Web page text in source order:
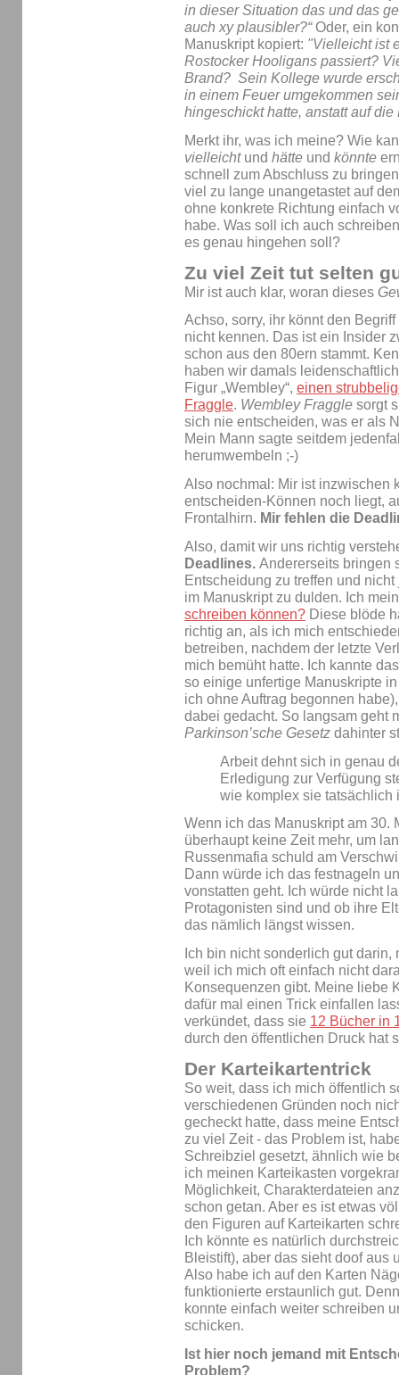
in dieser Situation das und das
auch xy plausibler?“Oder, ein
Manuskript kopiert: "Vielleicht ist
Rostocker Hooligans passiert?
Brand? Sein Kollege wurde
in einem Feuer umgekommen
hingeschickt hatte, anstatt auf die
Merkt ihr, was ich meine? Wie
vielleichtund hätte und könnte
schnell zum Abschluss zu
viel zu lange unangetastet auf
ohne konkrete Richtung einfach
habe. Was soll ich auch
es genau hingehen soll?
Zu viel Zeit tut selten
Mir ist auch klar, woran dieses
Achso, sorry, ihr könnt den Begriff
nicht kennen. Das ist ein Insider
schon aus den 80ern stammt.
haben wir damals
Figur „Wembley“, einen
Fraggle. Wembley Fraggle sorgt
sich nie entscheiden, was er als
Mein Mann sagte seitdem
herumwembeln ;-)
Also nochmal: Mir ist inzwischen
entscheiden-Können noch liegt,
Frontalhirn. Mir fehlen die
Also, damit wir uns richtig
Deadlines. Andererseits bringen
Entscheidung zu treffen und
im Manuskript zu dulden. Ich
schreiben können? Diese blöde
richtig an, als ich mich
betreiben, nachdem der letzte
mich bemüht hatte. Ich kannte
so einige unfertige Manuskripte
ich ohne Auftrag begonnen
dabei gedacht. So langsam geht
Parkinson’sche Gesetz dahinter
Arbeit dehnt sich in genau
Erledigung zur Verfügung
wie komplex sie tatsächlich
Wenn ich das Manuskript am 30.
überhaupt keine Zeit mehr, um
Russenmafia schuld am
Dann würde ich das festnageln
vonstatten geht. Ich würde nicht
Protagonisten sind und ob ihre
das nämlich längst wissen.
Ich bin nicht sonderlich gut
weil ich mich oft einfach nicht
Konsequenzen gibt. Meine liebe
dafür mal einen Trick einfallen
verkündet, dass sie 12 Bücher in
durch den öffentlichen Druck hat
Der Karteikartentrick
So weit, dass ich mich öffentlich
verschiedenen Gründen noch
gecheckt hatte, dass meine
zu viel Zeit - das Problem ist,
Schreibziel gesetzt, ähnlich wie
ich meinen Karteikasten
Möglichkeit, Charakterdateien
schon getan. Aber es ist etwas
den Figuren auf Karteikarten
Ich könnte es natürlich
Bleistift), aber das sieht doof aus
Also habe ich auf den Karten
funktionierte erstaunlich gut.
konnte einfach weiter schreiben
schicken.
Ist hier noch jemand mit
Problem?